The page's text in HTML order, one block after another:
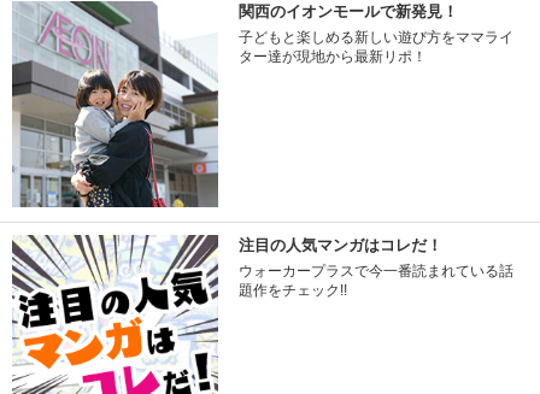
関西のイオンモールで新発見！
子どもと楽しめる新しい遊び方をママライ
ター達が現地から最新リポ！
注目の人気マンガはコレだ！
ウォーカープラスで今一番読まれている話
題作をチェック!!